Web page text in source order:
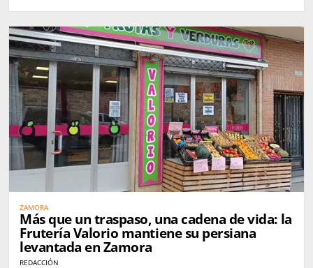
ZAMORA
Más que un traspaso, una cadena de vida: la
Frutería Valorio mantiene su persiana
levantada en Zamora
REDACCIÓN